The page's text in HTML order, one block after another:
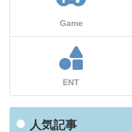
Game
ENT
人気記事